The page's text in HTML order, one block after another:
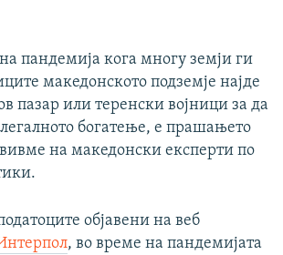
пандемија кога многу земји ги
македонското подземје најде
пазар или теренски војници за да
богатење, е прашањето
на македонски експерти по
објавени на веб
, во време на пандемијата